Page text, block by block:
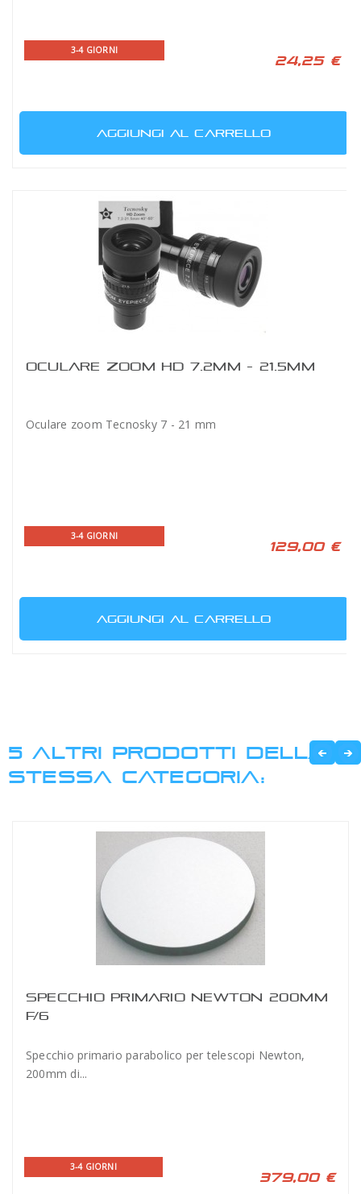
3-4 GIORNI
24,25 €
AGGIUNGI AL CARRELLO
OCULARE ZOOM HD 7.2MM - 21.5MM
Oculare zoom Tecnosky 7 - 21 mm
3-4 GIORNI
129,00 €
AGGIUNGI AL CARRELLO
5 ALTRI PRODOTTI DELLA
STESSA CATEGORIA:
SPECCHIO PRIMARIO NEWTON 200MM
F/6
Specchio primario parabolico per telescopi Newton,
200mm di...
3-4 GIORNI
379,00 €